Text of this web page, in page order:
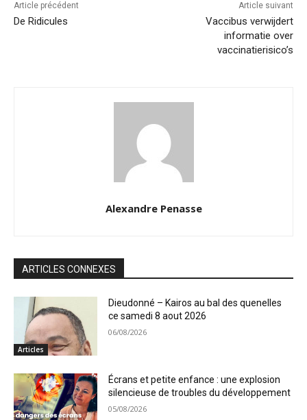
Article précédent
De Ridicules
Article suivant
Vaccibus verwijdert
informatie over
vaccinatierisico’s
Alexandre Penasse
ARTICLES CONNEXES
Articles
Dieudonné – Kairos au bal des quenelles
ce samedi 8 aout 2026
06/08/2026
Écrans et petite enfance : une explosion
silencieuse de troubles du développement
05/08/2026